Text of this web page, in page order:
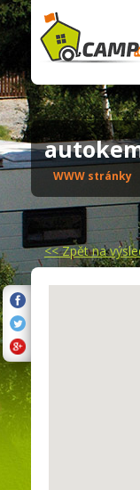
WWW stránky
<<Zpět na